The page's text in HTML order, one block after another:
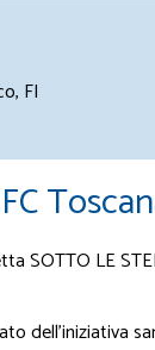
FI
SOTTO LE
dell’iniziativa